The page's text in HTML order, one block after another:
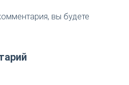
вы будете